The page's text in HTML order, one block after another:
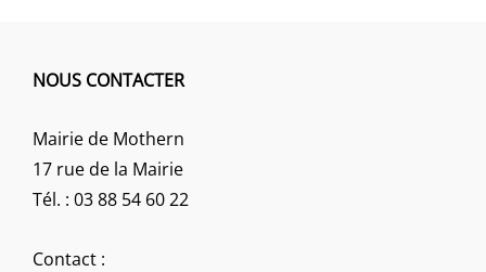
NOUS CONTACTER
Mairie de Mothern
17 rue de la Mairie
Tél. : 03 88 54 60 22
Contact :